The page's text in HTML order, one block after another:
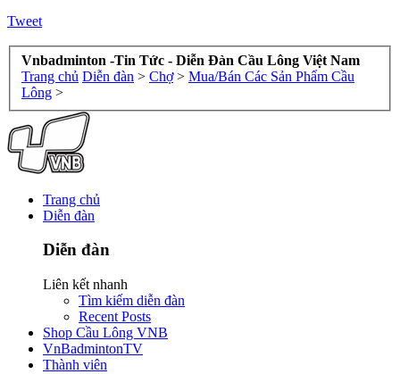
Tweet
Vnbadminton -Tin Tức - Diễn Đàn Cầu Lông Việt Nam
Trang chủ Diễn đàn > Chợ > Mua/Bán Các Sản Phẩm Cầu
Lông >
Trang chủ
Diễn đàn
Diễn đàn
Liên kết nhanh
Tìm kiếm diễn đàn
Recent Posts
Shop Cầu Lông VNB
VnBadmintonTV
Thành viên